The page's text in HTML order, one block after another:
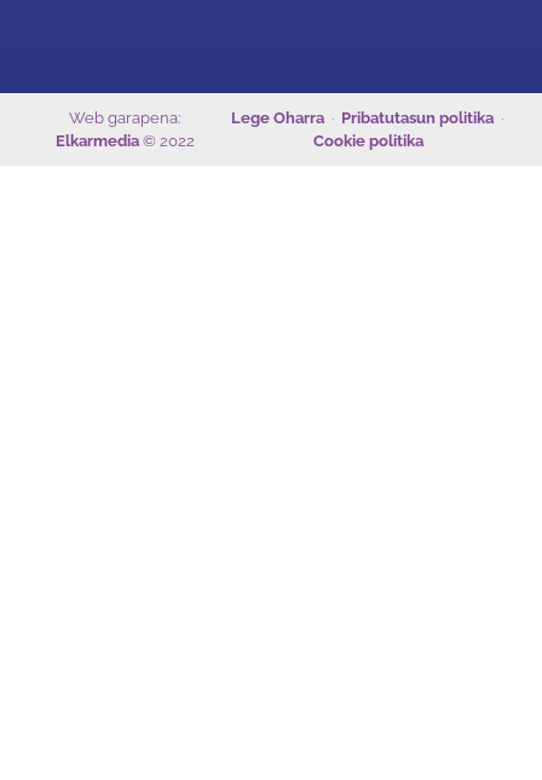
Web garapena:
Elkarmedia© 2022
Lege Oharra· Pribatutasun politika·
Cookie politika